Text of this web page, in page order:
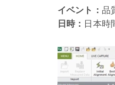
イベント： 品
日時： 日本時